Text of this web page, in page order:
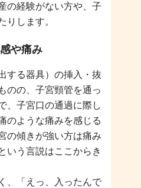
の経験がない方や、子
りします。
や痛み
する器具）の挿入・抜
のの、子宮頸管を通っ
、子宮口の通過に際し
のような痛みを感じる
の傾きが強い方は痛み
いう言説はここからき
、「えっ、入ったんで